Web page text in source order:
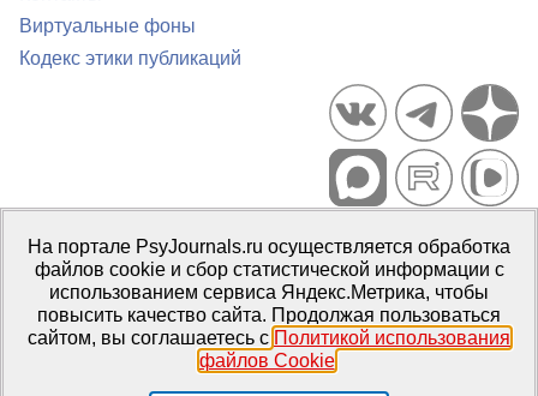
Виртуальные фоны
Кодекс этики публикаций
Портал психологических изданий PsyJournals.ru, 2007–2026
Правила использования материалов
Свидетельство регистрации СМИЭл № ФС77-66447 от 14 июля
2016 г.
Издатель: ФГБОУ ВО МГППУ
На портале PsyJournals.ru осуществляется обработка
файлов cookie и сбор статистической информации с
использованием сервиса Яндекс.Метрика, чтобы
повысить качество сайта. Продолжая пользоваться
сайтом, вы соглашаетесь с Политикой использования
файлов Cookie.